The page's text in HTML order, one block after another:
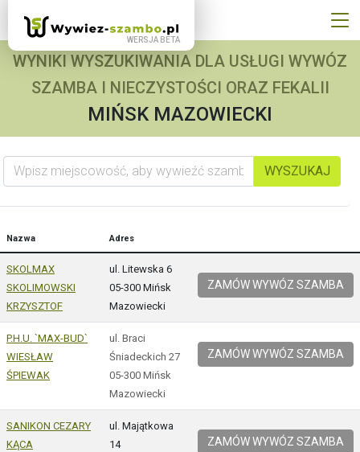
WYNIKI WYSZUKIWANIA DLA USŁUGI WYWÓZ
SZAMBA I NIECZYSTOŚCI ORAZ FEKALII
MIŃSK MAZOWIECKI
Wpisz miejscowość, aby wywieźć szambo
WYSZUKAJ
Nazwa Adres
SKOLMAX
SKOLIMOWSKI
KRZYSZTOF
ul. Litewska 6
05-300 Mińsk
Mazowiecki
ZAMÓW WYWÓZ SZAMBA
P.H.U. `MAX-BUD`
WIESŁAW
ŚPIEWAK
ul. Braci
Śniadeckich 27
05-300 Mińsk
Mazowiecki
ZAMÓW WYWÓZ SZAMBA
SANIKON CEZARY
KĄCA
ul. Majątkowa
14
ZAMÓW WYWÓZ SZAMBA